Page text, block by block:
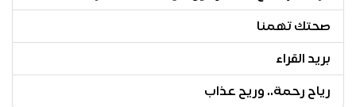
صحتك تهمنا
بريد القراء
رياح رحمة.. وريح عذاب